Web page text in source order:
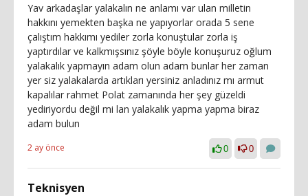
Yav arkadaşlar yalakalın ne anlamı var ulan milletin
hakkını yemekten başka ne yapıyorlar orada 5 sene
çalıştım hakkımı yediler zorla konuştular zorla iş
yaptırdılar ve kalkmışsınız şöyle böyle konuşuruz oğlum
yalakalık yapmayın adam olun adam bunlar her zaman
yer siz yalakalarda artıkları yersiniz anladınız mı armut
kapalılar rahmet Polat zamanında her şey güzeldi
yediriyordu değil mi lan yalakalık yapma yapma biraz
adam bulun
2 ay önce 0 0
Teknisyen